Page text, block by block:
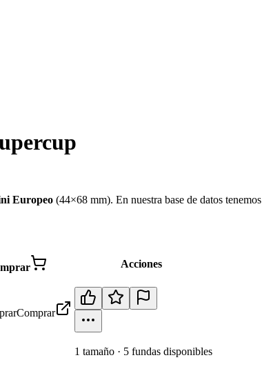
Europeo (44×68 mm). En nuestra base de datos tenemos
Acciones
Comprar
1 tamaño · 5 fundas disponibles